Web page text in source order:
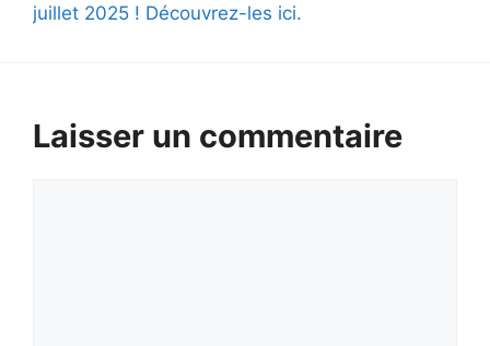
juillet 2025 ! Découvrez-les ici.
Laisser un commentaire